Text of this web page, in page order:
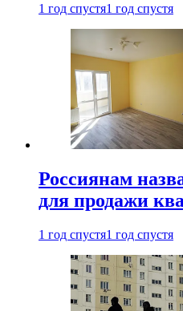
1 год спустя1 год спустя
Россиянам
для продажи
1 год спустя1 год спустя